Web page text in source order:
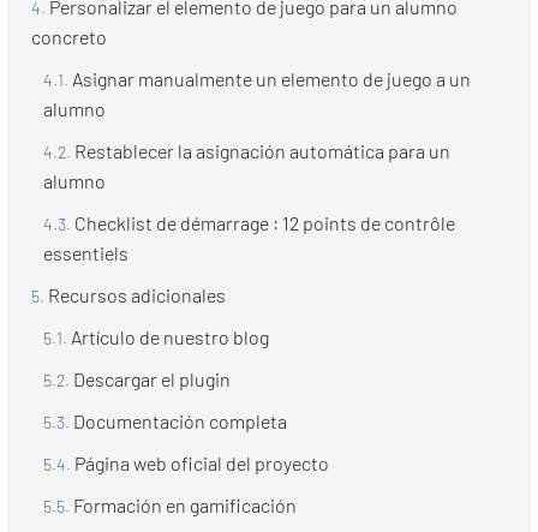
Personalizar el elemento de juego para un alumno
concreto
Asignar manualmente un elemento de juego a un
alumno
Restablecer la asignación automática para un
alumno
Checklist de démarrage : 12 points de contrôle
essentiels
Recursos adicionales
Artículo de nuestro blog
Descargar el plugin
Documentación completa
Página web oficial del proyecto
Formación en gamificación